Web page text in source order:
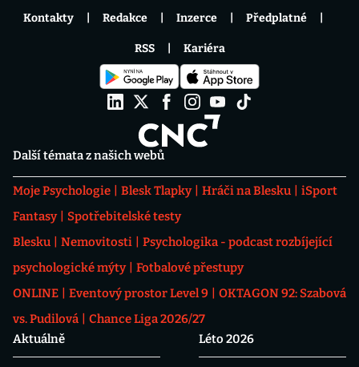
Další témata z našich webů
Moje Psychologie Blesk Tlapky Hráči na Blesku
iSport
Fantasy
Spotřebitelské testy
Blesku
Nemovitosti
Psychologika - podcast rozbíjející
psychologické mýty
Fotbalové přestupy
ONLINE
Eventový prostor Level 9
OKTAGON 92: Szabová
vs. Pudilová
Chance Liga 2026/27
Aktuálně
Léto 2026
Kontakty Redakce Inzerce Předplatné
RSS Kariéra